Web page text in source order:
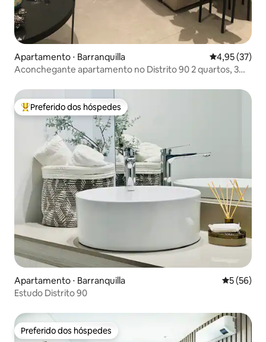
Apartamento ⋅ Barranquilla 4,95 de uma
4,95 (37)
Aconchegante apartamento no Distrito 90 2 quartos, 3
Entre os melhores preferidos dos hóspedes
Preferido dos hóspedes
Apartamento ⋅ Barranquilla 5 de uma
5 (56)
Estudo Distrito 90
Preferido dos hóspedes
Preferido dos hóspedes